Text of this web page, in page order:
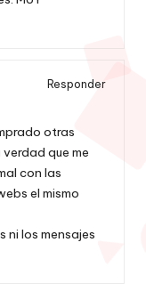
Responder
otras
que me
con las
el mismo
ni los mensajes